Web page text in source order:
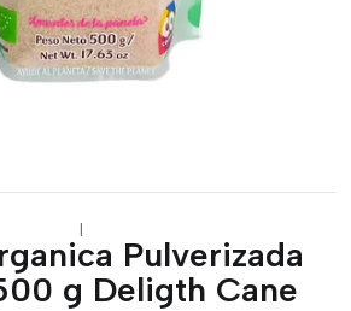
|
Pulverizada
g Deligth Cane